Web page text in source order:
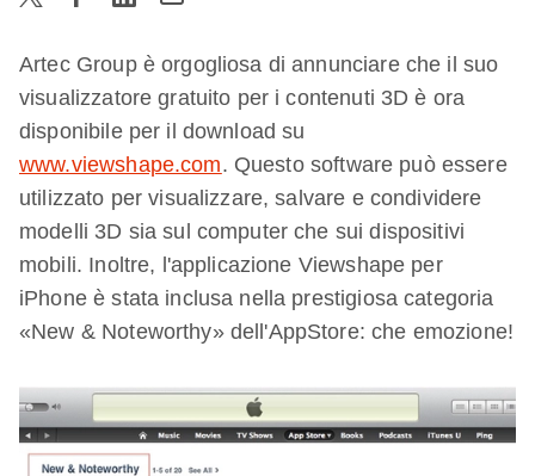
Artec Group è orgogliosa di annunciare che il suo
visualizzatore gratuito per i contenuti 3D è ora
disponibile per il download su
www.viewshape.com. Questo software può essere
utilizzato per visualizzare, salvare e condividere
modelli 3D sia sul computer che sui dispositivi
mobili. Inoltre, l'applicazione Viewshape per
iPhone è stata inclusa nella prestigiosa categoria
«New & Noteworthy» dell'AppStore: che emozione!